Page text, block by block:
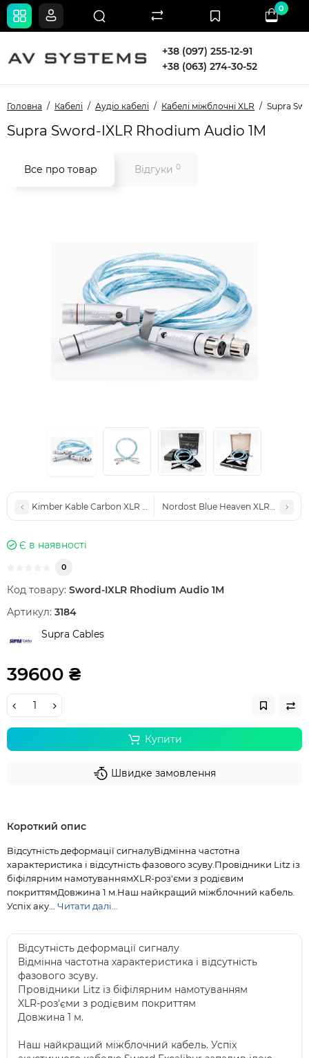
+38 (097) 255-12-91
+38 (063) 274-30-52
0
Головна Кабелі Аудіо кабелі Кабелі міжблочні XLR Supra
Supra Sword-IXLR Rhodium Audio 1M
Все про товар Відгуки 0
Kimber Kable Carbon XLR 1M Nordost Blue Heaven XLR-XLR 1M
Є в наявності
0
Код товару: Sword-IXLR Rhodium Audio 1M
Артикул: 3184
Supra Cables
39600 ₴
Купити
Швидке замовлення
Короткий опис
Відсутність деформації сигналуВідмінна частотна
характеристика і відсутність фазового зсуву.Провідники Litz із
біфілярним намотуваннямXLR-роз'єми з родієвим
покриттямДовжина 1 м.Наш найкращий міжблочний кабель.
Успіх аку... Читати далі...
Відсутність деформації сигналу
Відмінна частотна характеристика і відсутність
фазового зсуву.
Провідники Litz із біфілярним намотуванням
XLR-роз'єми з родієвим покриттям
Довжина 1 м.
Наш найкращий міжблочний кабель. Успіх